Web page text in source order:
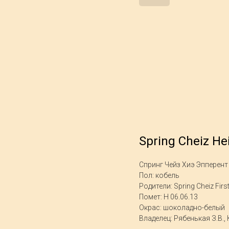
Spring Cheiz
Спринг Чейз Хиэ
Пол: кобель
Родители: Spring Cheiz
Помет: H 06.06.13
Окрас: шоколадно-белый
Владелец: Рябенькая З.В.,